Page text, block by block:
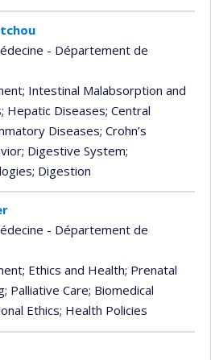
- Département de
; Intestinal Malabsorption and
; Hepatic Diseases; Central
Diseases; Crohn’s
; Digestive System;
; Digestion
- Département de
; Ethics and Health; Prenatal
; Palliative Care; Biomedical
Ethics; Health Policies